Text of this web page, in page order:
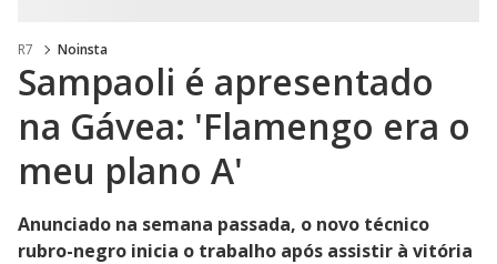
R7 Noinsta
Sampaoli é apresentado
na Gávea: 'Flamengo era o
meu plano A'
Anunciado na semana passada, o novo técnico
rubro-negro inicia o trabalho após assistir à vitória